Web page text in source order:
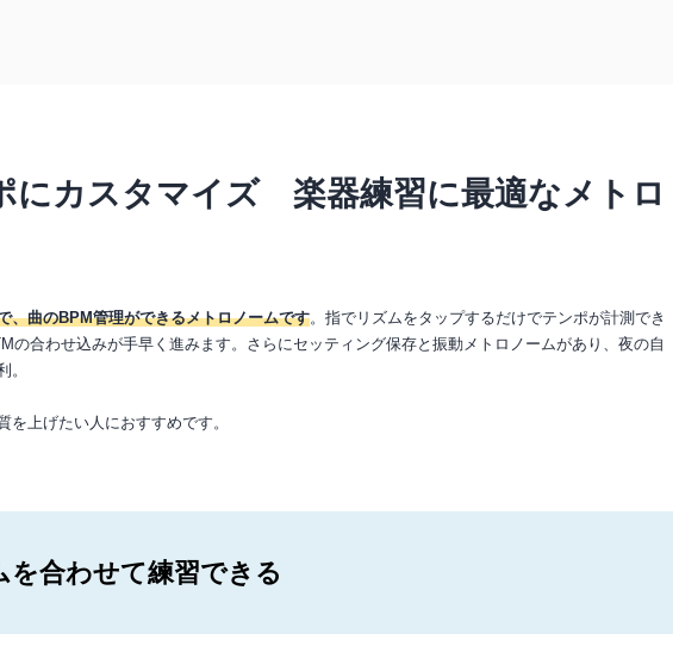
にカスタマイズ 楽器練習に最適なメトロ
、曲のBPM管理ができるメトロノームです。指でリズムをタップするだけでテンポが計測でき
の合わせ込みが手早く進みます。さらにセッティング保存と振動メトロノームがあり、夜の自
。
を上げたい人におすすめです。
を合わせて練習できる